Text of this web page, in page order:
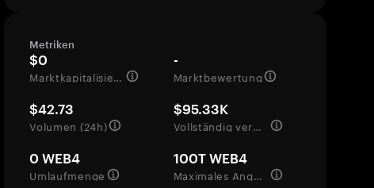
Metriken
$0
Marktkapitalisierung
-
Marktbewertung
$42.73
Volumen (24h)
$95.33K
Vollständig verwässerte Bewertung
0 WEB4
Umlaufmenge
100T WEB4
Maximales Angebot